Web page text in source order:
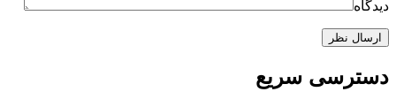
دیدگاه
دسترسی سریع